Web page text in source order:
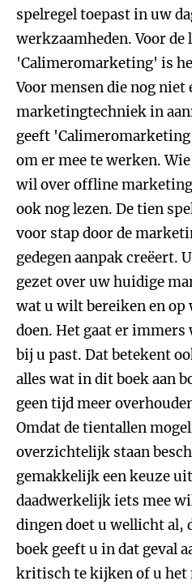
spelregel toepast in uw
werkzaamheden. Voor de
'Calimeromarketing' is
Voor mensen die nog niet
marketingtechniek in
geeft 'Calimeromarketing
om er mee te werken.
wil over offline
ook nog lezen. De tien
voor stap door de
gedegen aanpak creëert.
gezet over uw huidige
wat u wilt bereiken en
doen. Het gaat er immers
bij u past. Dat betekent
alles wat in dit boek aan
geen tijd meer
Omdat de tientallen
overzichtelijk staan
gemakkelijk een keuze
daadwerkelijk iets mee
dingen doet u wellicht al,
boek geeft u in dat geval
kritisch te kijken of u het